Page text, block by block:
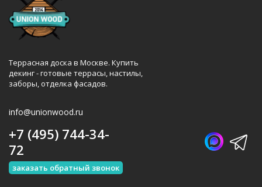
Террасная доска в Москве. Купить
декинг - готовые террасы, настилы,
заборы, отделка фасадов.
info@unionwood.ru
+7 (495) 744-34-
72
заказать обратный звонок